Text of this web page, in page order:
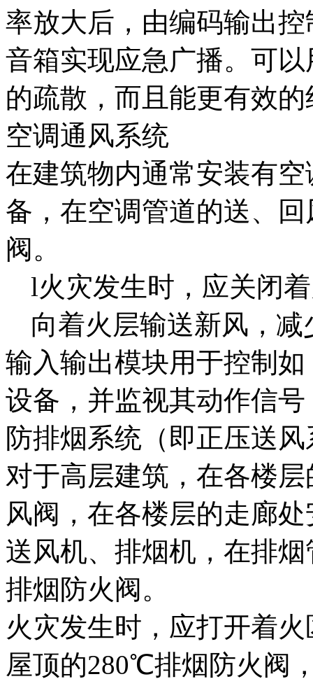
率放大后，由编码输出
音箱实现应急广播。可
的疏散，而且能更有效
空调通风系统
在建筑物内通常安装有
备，在空调管道的送、
阀。
l火灾发生时，应关闭
向着火层输送新风，减
输入输出模块用于控制
设备，并监视其动作信号
防排烟系统（即正压送
对于高层建筑，在各楼
风阀，在各楼层的走廊
送风机、排烟机，在排
排烟防火阀。
火灾发生时，应打开着
屋顶的280℃排烟防火阀